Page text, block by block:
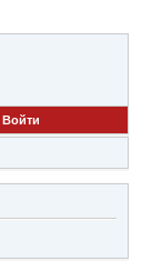
Войти